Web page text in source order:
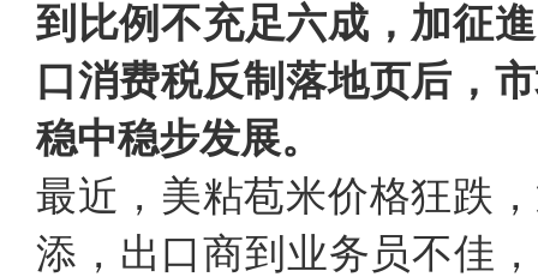
到比例不充足六成，加征
口消费税反制落地页后，
稳中稳步发展。
最近，美粘苞米价格狂跌
添，出口商到业务员不佳